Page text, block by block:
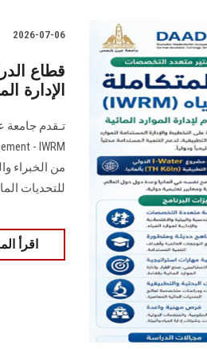
2026-07-06
الإدارة
من الخبراء
للتحديات
اقرأ